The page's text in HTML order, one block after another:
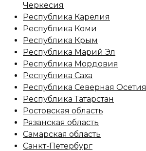
Черкесия
Республика Карелия
Республика Коми
Республика Крым
Республика Марий Эл
Республика Мордовия
Республика Саха
Республика Северная Осетия
Республика Татарстан
Ростовская область
Рязанская область
Самарская область
Санкт-Петербург